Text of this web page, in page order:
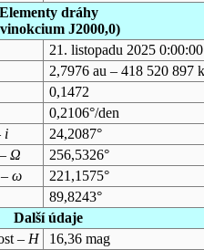
Elementy dráhy
J2000,0)
21. listopadu 2025
2,7976 au – 418 520 897
0,1472
0,2106°/den
i
24,2087°
Ω
256,5326°
ω
221,1575°
89,8243°
Další údaje
– H
16,36 mag